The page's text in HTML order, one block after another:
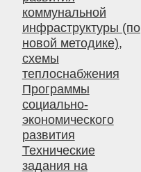
коммунальной
инфраструктуры (по
новой методике),
схемы
теплоснабжения
Программы
социально-
экономического
развития
Технические
задания на